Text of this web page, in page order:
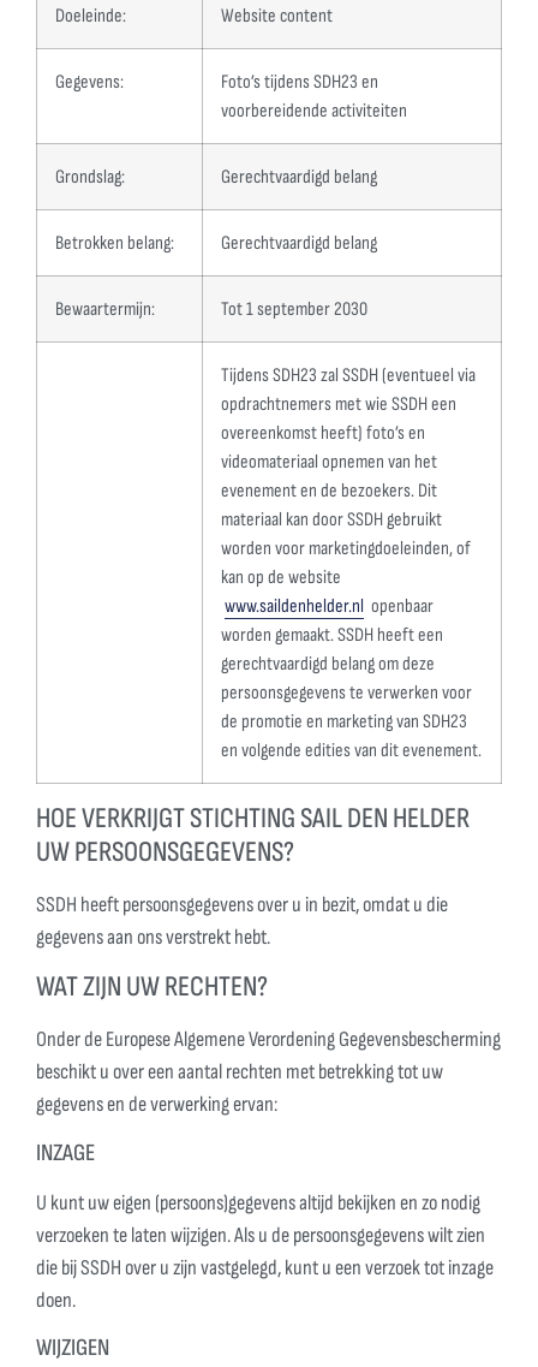
Doeleinde: Website content
Gegevens:
Foto’s tijdens SDH23 en
voorbereidende activiteiten
Grondslag: Gerechtvaardigd belang
Betrokken belang: Gerechtvaardigd belang
Bewaartermijn: Tot 1 september 2030
Tijdens SDH23 zal SSDH (eventueel via
opdrachtnemers met wie SSDH een
overeenkomst heeft) foto’s en
videomateriaal opnemen van het
evenement en de bezoekers. Dit
materiaal kan door SSDH gebruikt
worden voor marketingdoeleinden, of
kan op de website
www.saildenhelder.nl openbaar
worden gemaakt. SSDH heeft een
gerechtvaardigd belang om deze
persoonsgegevens te verwerken voor
de promotie en marketing van SDH23
en volgende edities van dit evenement.
HOE VERKRIJGT STICHTING SAIL DEN HELDER
UW PERSOONSGEGEVENS?
SSDH heeft persoonsgegevens over u in bezit, omdat u die
gegevens aan ons verstrekt hebt.
WAT ZIJN UW RECHTEN?
Onder de Europese Algemene Verordening Gegevensbescherming
beschikt u over een aantal rechten met betrekking tot uw
gegevens en de verwerking ervan:
INZAGE
U kunt uw eigen (persoons)gegevens altijd bekijken en zo nodig
verzoeken te laten wijzigen. Als u de persoonsgegevens wilt zien
die bij SSDH over u zijn vastgelegd, kunt u een verzoek tot inzage
doen.
WIJZIGEN